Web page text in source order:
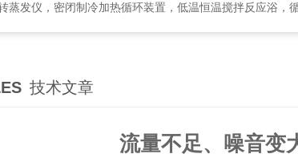
密闭制冷加热循环装置，低温恒温搅拌反应浴，循环冷却器，恒温循环器，低温冷却
技术文章
流量不足、噪音变